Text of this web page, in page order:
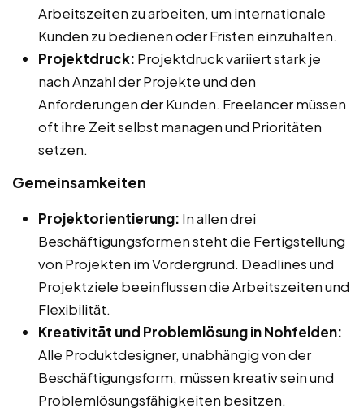
Arbeitszeiten zu arbeiten, um internationale
Kunden zu bedienen oder Fristen einzuhalten.
Projektdruck: Projektdruck variiert stark je
nach Anzahl der Projekte und den
Anforderungen der Kunden. Freelancer müssen
oft ihre Zeit selbst managen und Prioritäten
setzen.
Gemeinsamkeiten
Projektorientierung: In allen drei
Beschäftigungsformen steht die Fertigstellung
von Projekten im Vordergrund. Deadlines und
Projektziele beeinflussen die Arbeitszeiten und
Flexibilität.
Kreativität und Problemlösung in Nohfelden:
Alle Produktdesigner, unabhängig von der
Beschäftigungsform, müssen kreativ sein und
Problemlösungsfähigkeiten besitzen.